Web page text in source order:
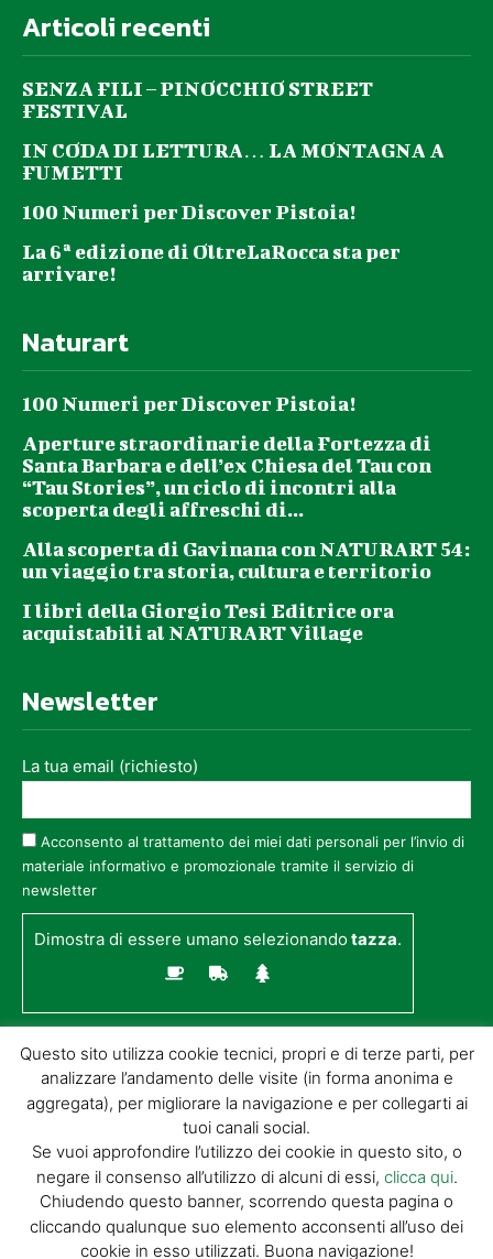
Articoli recenti
SENZA FILI – PINOCCHIO STREET
FESTIVAL
IN CODA DI LETTURA… LA MONTAGNA A
FUMETTI
100 Numeri per Discover Pistoia!
La 6ª edizione di OltreLaRocca sta per
arrivare!
Naturart
100 Numeri per Discover Pistoia!
Aperture straordinarie della Fortezza di
Santa Barbara e dell’ex Chiesa del Tau con
“Tau Stories”, un ciclo di incontri alla
scoperta degli affreschi di...
Alla scoperta di Gavinana con NATURART 54:
un viaggio tra storia, cultura e territorio
I libri della Giorgio Tesi Editrice ora
acquistabili al NATURART Village
Newsletter
La tua email (richiesto)
Acconsento al trattamento dei miei dati personali per l’invio di
materiale informativo e promozionale tramite il servizio di
newsletter
Dimostra di essere umano selezionandotazza.
© GIORGIO TESI EDITRICE S.R.L. | P.IVA
01732650476 | VIA DI BADIA 14 – 51100 LOC.
BOTTEGONE (PISTOIA) |POWERED BY
ALLYMIND
Questo sito utilizza cookie tecnici, propri e di terze parti, per
analizzare l’andamento delle visite (in forma anonima e
aggregata), per migliorare la navigazione e per collegarti ai
tuoi canali social.
Se vuoi approfondire l’utilizzo dei cookie in questo sito, o
negare il consenso all’utilizzo di alcuni di essi, clicca qui.
Chiudendo questo banner, scorrendo questa pagina o
cliccando qualunque suo elemento acconsenti all’uso dei
cookie in esso utilizzati. Buona navigazione!